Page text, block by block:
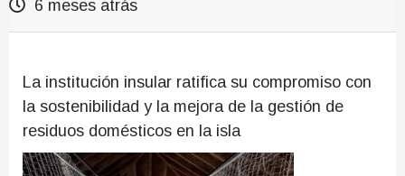
6 meses atrás
La institución insular ratifica su compromiso con
la sostenibilidad y la mejora de la gestión de
residuos domésticos en la isla